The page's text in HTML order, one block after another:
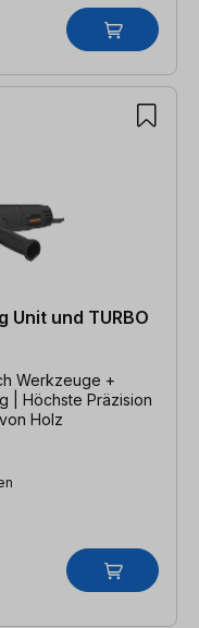
Unit und TURBO
Werkzeuge +
| Höchste Präzision
Holz